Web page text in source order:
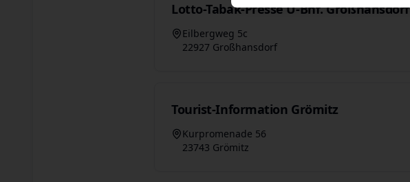
Lotto-Tabak-Presse U-Bhf. Großhansdorf
Eilbergweg 5c
22927 Großhansdorf
Tourist-Information Grömitz
Kurpromenade 56
23743 Grömitz